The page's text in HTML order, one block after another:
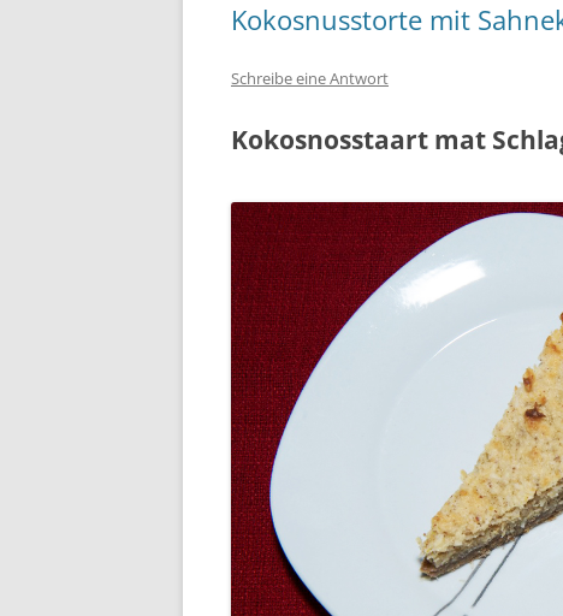
Kokosnusstorte mit
Schreibe eine Antwort
Kokosnosstaart mat